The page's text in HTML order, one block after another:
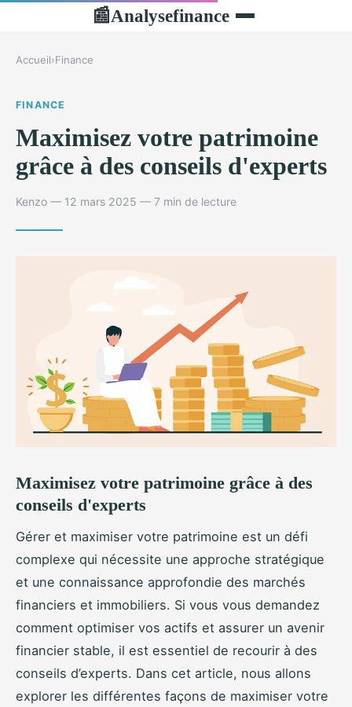
📰Analysefinance
Accueil›Finance
FINANCE
Maximisez votre patrimoine
grâce à des conseils d'experts
Kenzo — 12 mars 2025 — 7 min de lecture
Maximisez votre patrimoine grâce à des
conseils d'experts
Gérer et maximiser votre patrimoine est un défi
complexe qui nécessite une approche stratégique
et une connaissance approfondie des marchés
financiers et immobiliers. Si vous vous demandez
comment optimiser vos actifs et assurer un avenir
financier stable, il est essentiel de recourir à des
conseils d’experts. Dans cet article, nous allons
explorer les différentes façons de maximiser votre